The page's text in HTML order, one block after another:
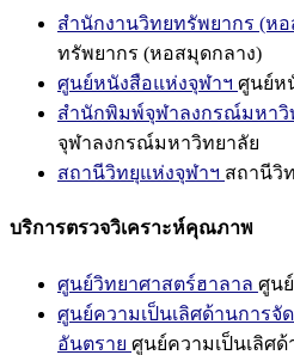
สำนักงานวิทยทรัพยากร (ห
ทรัพยากร (หอสมุดกลาง)
ศูนย์หนังสือแห่งจุฬาฯ ศูนย์ห
สำนักพิมพ์จุฬาลงกรณ์มหาวิ
จุฬาลงกรณ์มหาวิทยาลัย
สถานีวิทยุแห่งจุฬาฯ สถานีวิ
บริการตรวจวิเคราะห์คุณภาพ
ศูนย์วิทยาศาสตร์ฮาลาล ศูน
ศูนย์ความเป็นเลิศด้านการจั
อันตราย ศูนย์ความเป็นเลิศ